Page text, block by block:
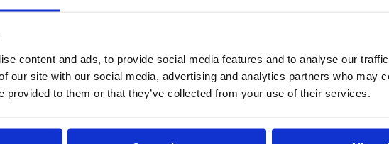
content and ads, to provide social media features and to analyse our
our site with our social media, advertising and analytics partners who may
provided to them or that they’ve collected from your use of their services.
Veer ontwikkelt
één duidelijk uitgangspunt:
buiten. Het merk is vooral
wagon die de ruimte van
gebruiksgemak van een
trekken, waardoor hij
kinderwagen minder